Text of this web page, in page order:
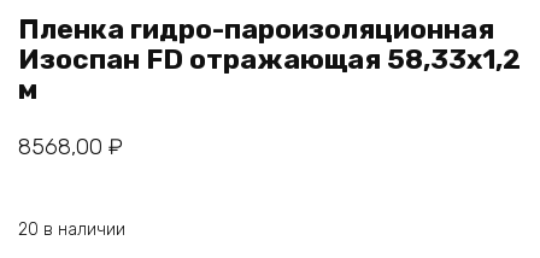
Пленка гидро-пароизоляционная
Изоспан FD отражающая 58,33х1,2
м
8568,00 ₽
20 в наличии